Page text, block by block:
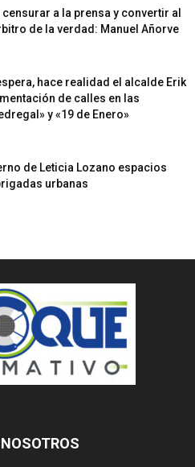
a la prensa y convertir al
de la verdad: Manuel Añorve
hace realidad el alcalde Erik
de calles en las
y «19 de Enero»
de Leticia Lozano espacios
urbanas